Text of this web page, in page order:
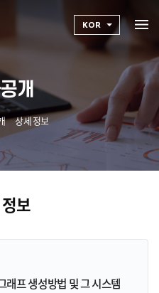
KOR
개
상세 정보
보
래프 생성방법 및 그 시스템